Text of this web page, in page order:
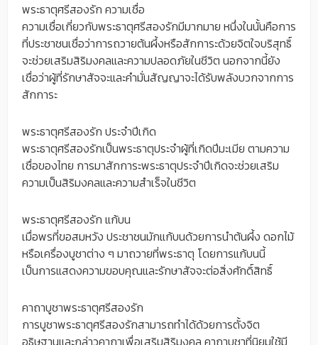
พระธาตุศรีสองรัก ความเชื่อ
ความเชื่อเกี่ยวกับพระธาตุศรีสองรักมีมากมาย หนึ่งในนั้นคือการ
ที่ประชาชนเชื่อว่าการถวายต้นผึ้งหรือสักการะด้วยจิตใจบริสุทธิ์
จะช่วยเสริมสิริมงคลและความปลอดภัยในชีวิต นอกจากนี้ยัง
เชื่อว่าผู้ที่รักษาสัจจะและคำมั่นสัญญาจะได้รับพลังบวกจากการ
สักการะ
พระธาตุศรีสองรัก ประจำปีเกิด
พระธาตุศรีสองรักเป็นพระธาตุประจำผู้ที่เกิดปีมะเมีย ตามความ
เชื่อของไทย การมาสักการะพระธาตุประจำปีเกิดจะช่วยเสริม
ความเป็นสิริมงคลและความสำเร็จในชีวิต
พระธาตุศรีสองรัก แก้บน
เมื่อพรที่ขอสมหวัง ประชาชนมักแก้บนด้วยการนำต้นผึ้ง ดอกไม้
หรือเครื่องบูชาต่าง ๆ มาถวายที่พระธาตุ โดยการแก้บนนี้
เป็นการแสดงความขอบคุณและรักษาสัจจะต่อสิ่งศักดิ์สิทธิ์
คาถาบูชาพระธาตุศรีสองรัก
การบูชาพระธาตุศรีสองรักสามารถทำได้ด้วยการตั้งจิต
อธิษฐานและกล่าวคาถาเพื่อเสริมสิริมงคล คาถาบูชาที่นิยมใช้มี